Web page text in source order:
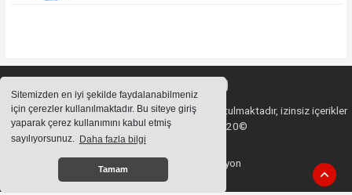
Sitemizden en iyi şekilde faydalanabilmeniz
için çerezler kullanılmaktadır. Bu siteye giriş
yaparak çerez kullanımını kabul etmiş
sayılıyorsunuz. Daha fazla bilgi
Tamam
Sitemizde bulunan içeriklerin tüm hakları saklı tutulmaktadır, izinsiz içerikler
kullanılamaz. Copyright 2020©
Haber Yazılımı:
Web Aksiyon
haber yazılımı
haber scripti haber script